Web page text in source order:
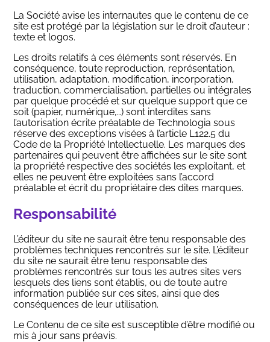
Ressources
Dans les médias
Contact
La Société avise les internautes que le contenu de ce
site est protégé par la législation sur le droit d’auteur :
texte et logos.
Les droits relatifs à ces éléments sont réservés. En
conséquence, toute reproduction, représentation,
utilisation, adaptation, modification, incorporation,
traduction, commercialisation, partielles ou intégrales
par quelque procédé et sur quelque support que ce
soit (papier, numérique,…) sont interdites sans
l’autorisation écrite préalable de Technologia sous
réserve des exceptions visées à l’article L122.5 du
Code de la Propriété Intellectuelle. Les marques des
partenaires qui peuvent être affichées sur le site sont
la propriété respective des sociétés les exploitant, et
elles ne peuvent être exploitées sans l’accord
préalable et écrit du propriétaire des dites marques.
Responsabilité
L’éditeur du site ne saurait être tenu responsable des
problèmes techniques rencontrés sur le site. L’éditeur
du site ne saurait être tenu responsable des
problèmes rencontrés sur tous les autres sites vers
lesquels des liens sont établis, ou de toute autre
information publiée sur ces sites, ainsi que des
conséquences de leur utilisation.
Le Contenu de ce site est susceptible d’être modifié ou
mis à jour sans préavis.